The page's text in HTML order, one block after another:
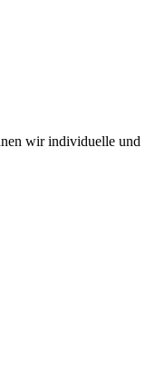
wir individuelle und